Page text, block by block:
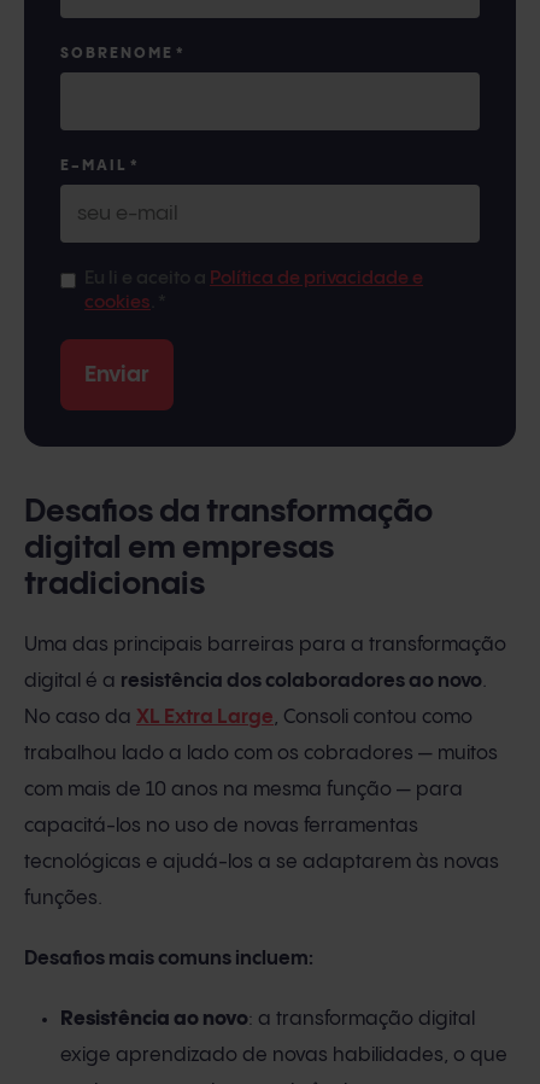
SOBRENOME *
E-MAIL *
Política de privacidade e
cookies
Desafios da transformação
digital em empresas
tradicionais
Uma das principais barreiras para a transformação
digital é a resistência dos colaboradores ao novo.
No caso da XL Extra Large, Consoli contou como
trabalhou lado a lado com os cobradores — muitos
com mais de 10 anos na mesma função — para
capacitá-los no uso de novas ferramentas
tecnológicas e ajudá-los a se adaptarem às novas
funções.
Desafios mais comuns incluem:
Resistência ao novo: a transformação digital
exige aprendizado de novas habilidades, o que